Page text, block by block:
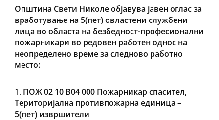
Општина Свети Николе објавува јавен оглас за
вработување на 5(пет) овластени службени
лица во областа на безбедност-професионални
пожарникари во редовен работен однос на
неопределено време за следново работно
место:
ПОЖ 02 10 В04 000 Пожарникар спасител,
Територијална противпожарна единица –
5(пет) извршители